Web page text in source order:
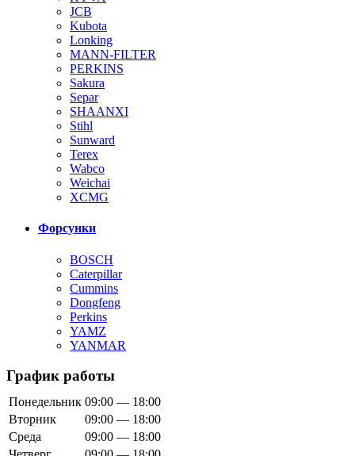
JCB
Kubota
Lonking
MANN-FILTER
PERKINS
Sakura
Separ
SHAANXI
Stihl
Sunward
Terex
Wabco
Weichai
XCMG
Форсунки
BOSCH
Caterpillar
Cummins
Dongfeng
Perkins
YAMZ
YANMAR
График работы
Понедельник 09:00 — 18:00
Вторник
09:00 — 18:00
Среда
09:00 — 18:00